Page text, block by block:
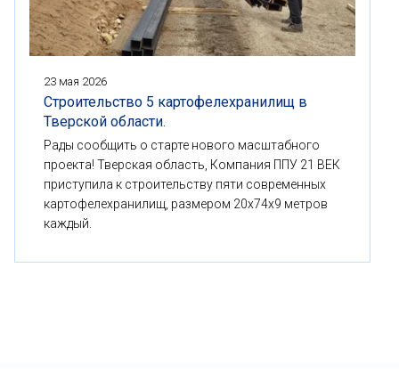
23 мая 2026
Строительство 5 картофелехранилищ в
Тверской области.
Рады сообщить о старте нового масштабного
проекта! Тверская область, Компания ППУ 21 ВЕК
приступила к строительству пяти современных
картофелехранилищ, размером 20x74x9 метров
каждый.